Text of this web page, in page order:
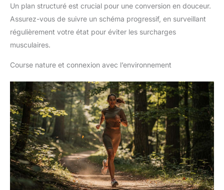
Un plan structuré est crucial pour une conversion en douceur.
Assurez-vous de suivre un schéma progressif, en surveillant
régulièrement votre état pour éviter les surcharges
musculaires.
Course nature et connexion avec l’environnement